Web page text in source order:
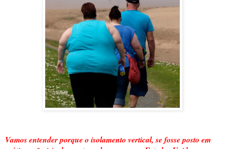
Vamos entender porque o isolamento vertical, se fosse posto em